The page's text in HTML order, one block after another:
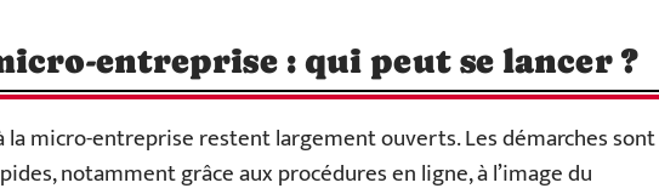
entreprise : qui peut se lancer ?
la micro-entreprise restent largement ouverts. Les démarches sont
notamment grâce aux procédures en ligne, à l’image du